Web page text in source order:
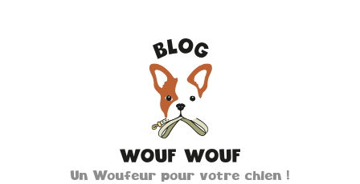
Un Woufeur pour votre chien !